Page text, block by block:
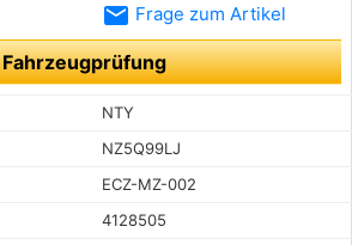
email Frage zum Artikel
Fahrzeugprüfung
NTY
NZ5Q99LJ
ECZ-MZ-002
4128505